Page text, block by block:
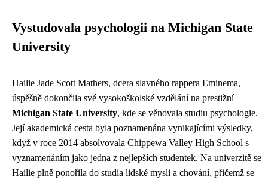
Vystudovala psychologii na Michigan State
University
Hailie Jade Scott Mathers, dcera slavného rappera Eminema,
úspěšně dokončila své vysokoškolské vzdělání na prestižní
Michigan State University, kde se věnovala studiu psychologie.
Její akademická cesta byla poznamenána vynikajícími výsledky,
když v roce 2014 absolvovala Chippewa Valley High School s
vyznamenáním jako jedna z nejlepších studentek. Na univerzitě se
Hailie plně ponořila do studia lidské mysli a chování, přičemž se